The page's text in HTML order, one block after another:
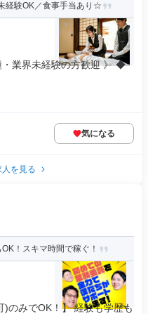
経験OK／食事手当あり☆
業界未経験の方歓迎 》 ◆
気になる
を見る
！スキマ時間で稼ぐ！
のみでOK！】 経験も学歴も